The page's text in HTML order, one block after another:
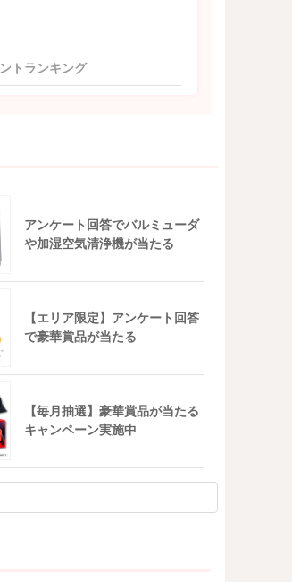
トランキング
アンケート回答でバルミューダ
や加湿空気清浄機が当たる
【エリア限定】アンケート回答
で豪華賞品が当たる
【毎月抽選】豪華賞品が当たる
キャンペーン実施中